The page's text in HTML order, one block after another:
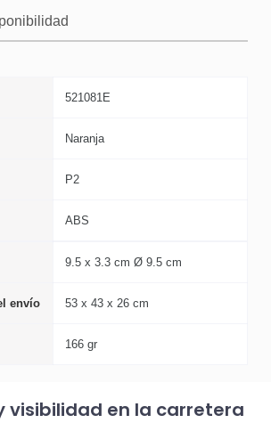
521081E
Naranja
P2
ABS
9.5 x 3.3 cm Ø 9.5 cm
envío 53 x 43 x 26 cm
166 gr
visibilidad en la carretera